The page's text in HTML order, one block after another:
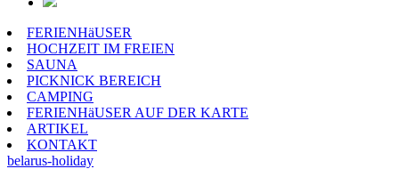
FERIENHäUSER
HOCHZEIT IM FREIEN
SAUNA
PICKNICK BEREICH
CAMPING
FERIENHäUSER AUF DER KARTE
ARTIKEL
KONTAKT
belarus-holiday